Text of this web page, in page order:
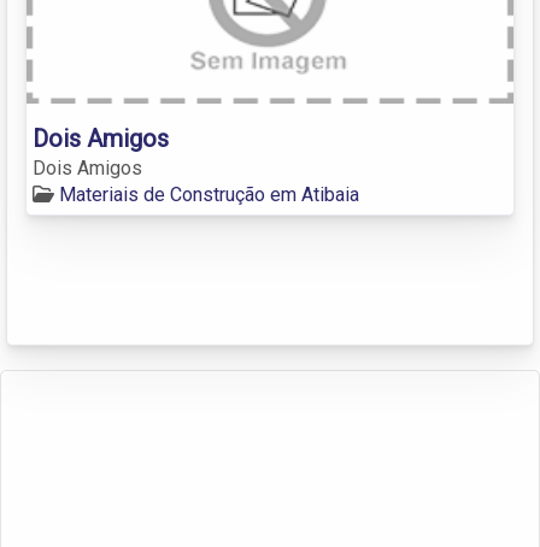
Dois Amigos
Dois Amigos
Materiais de Construção em Atibaia